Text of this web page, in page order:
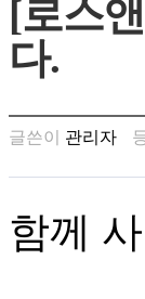
찾
기
은
링
크
주
소
[로스
다.
글쓴이 관리자
함께